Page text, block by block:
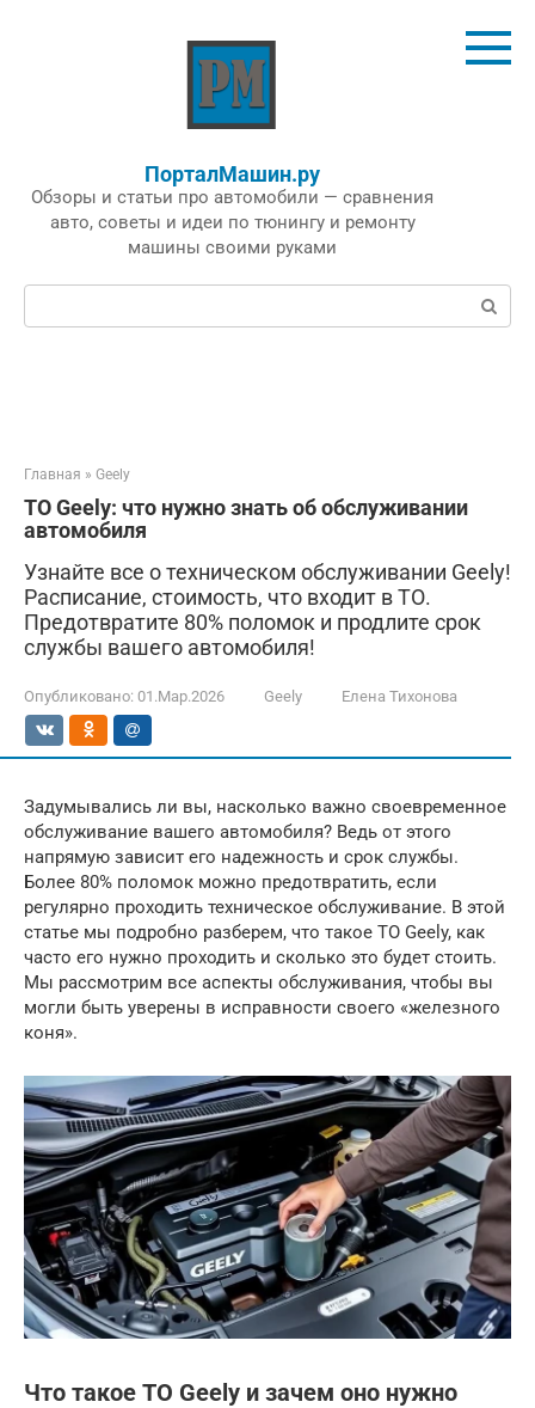
ПорталМашин.ру
Обзоры и статьи про автомобили — сравнения
авто, советы и идеи по тюнингу и ремонту
машины своими руками
Поиск:
Главная » Geely
ТО Geely: что нужно знать об обслуживании
автомобиля
Узнайте все о техническом обслуживании Geely!
Расписание, стоимость, что входит в ТО.
Предотвратите 80% поломок и продлите срок
службы вашего автомобиля!
Опубликовано: 01.Мар.2026 Geely Елена Тихонова
Задумывались ли вы, насколько важно своевременное
обслуживание вашего автомобиля? Ведь от этого
напрямую зависит его надежность и срок службы.
Более 80% поломок можно предотвратить, если
регулярно проходить техническое обслуживание. В этой
статье мы подробно разберем, что такое ТО Geely, как
часто его нужно проходить и сколько это будет стоить.
Мы рассмотрим все аспекты обслуживания, чтобы вы
могли быть уверены в исправности своего «железного
коня».
Что такое ТО Geely и зачем оно нужно